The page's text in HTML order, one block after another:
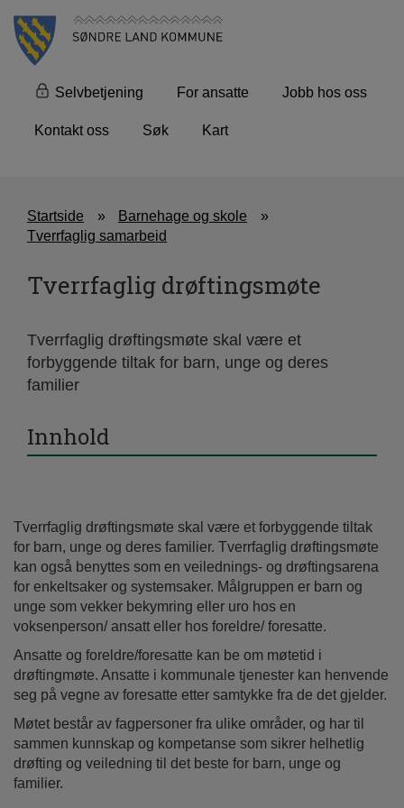
Selvbetjening For ansatte Jobb hos oss
Kontakt oss Søk Kart
Startside
Barnehage og skole
Tverrfaglig samarbeid
Tverrfaglig drøftingsmøte
Tverrfaglig drøftingsmøte skal være et
forbyggende tiltak for barn, unge og deres
familier
Innhold
Tverrfaglig drøftingsmøte skal være et forbyggende tiltak
for barn, unge og deres familier. Tverrfaglig drøftingsmøte
kan også benyttes som en veilednings- og drøftingsarena
for enkeltsaker og systemsaker. Målgruppen er barn og
unge som vekker bekymring eller uro hos en
voksenperson/ ansatt eller hos foreldre/ foresatte.
Ansatte og foreldre/foresatte kan be om møtetid i
drøftingmøte. Ansatte i kommunale tjenester kan henvende
seg på vegne av foresatte etter samtykke fra de det gjelder.
Møtet består av fagpersoner fra ulike områder, og har til
sammen kunnskap og kompetanse som sikrer helhetlig
drøfting og veiledning til det beste for barn, unge og
familier.